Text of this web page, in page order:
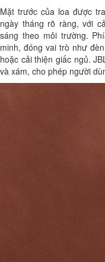
Mặt trước của loa được
ngày tháng rõ ràng, với
sáng theo môi trường.
minh, đóng vai trò như
hoặc cải thiện giấc ngủ.
và xám, cho phép người